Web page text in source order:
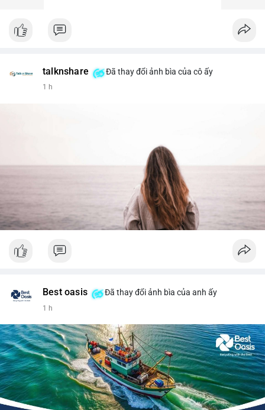
talknshare Đã thay đổi ảnh bìa của cô ấy
1 h
Best oasis Đã thay đổi ảnh bìa của anh ấy
1 h